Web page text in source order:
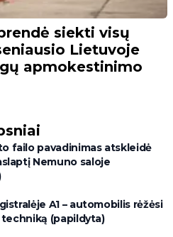
siekti visų
Lietuvoje
apmokestinimo
failo pavadinimas atskleidė
Nemuno saloje
A1 – automobilis rėžėsi
(papildyta)